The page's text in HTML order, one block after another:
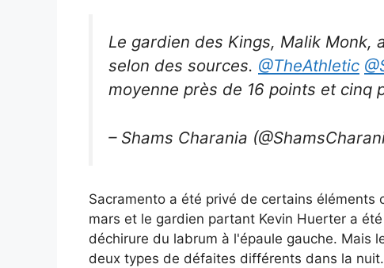
Le gardien des Kings, Malik
selon des sources. @TheAthletic
moyenne près de 16 points et cinq
– Shams Charania
Sacramento a été privé de certains éléments
mars et le gardien partant Kevin Huerter a
déchirure du labrum à l'épaule gauche. Mais
deux types de défaites différents dans la nuit.